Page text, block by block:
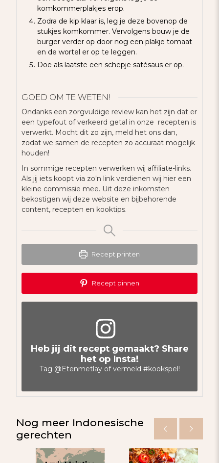
komkommerplakjes erop.
Zodra de kip klaar is, leg je deze bovenop de
stukjes komkommer. Vervolgens bouw je de
burger verder op door nog een plakje tomaat
en de wortel er op te leggen.
Doe als laatste een schepje satésaus er op.
GOED OM TE WETEN!
Ondanks een zorgvuldige review kan het zijn dat er
een typefout of verkeerd getal in onze recepten is
verwerkt. Mocht dit zo zijn, meld het ons dan,
zodat we samen de recepten zo accuraat mogelijk
houden!
In sommige recepten verwerken wij affiliate-links.
Als jij iets koopt via zo'n link verdienen wij hier een
kleine commissie mee. Uit deze inkomsten
bekostigen wij deze website en bijbehorende
content, recepten en kooktips.
Recept printen
Recept pinnen
Heb jij dit recept gemaakt? Share
het op Insta!
Tag @Etenmetlayof vermeld #kookspel!
Nog meer Indonesische
gerechten